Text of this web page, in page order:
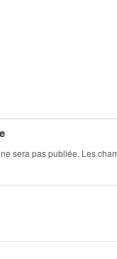
sera pas publiée. Les